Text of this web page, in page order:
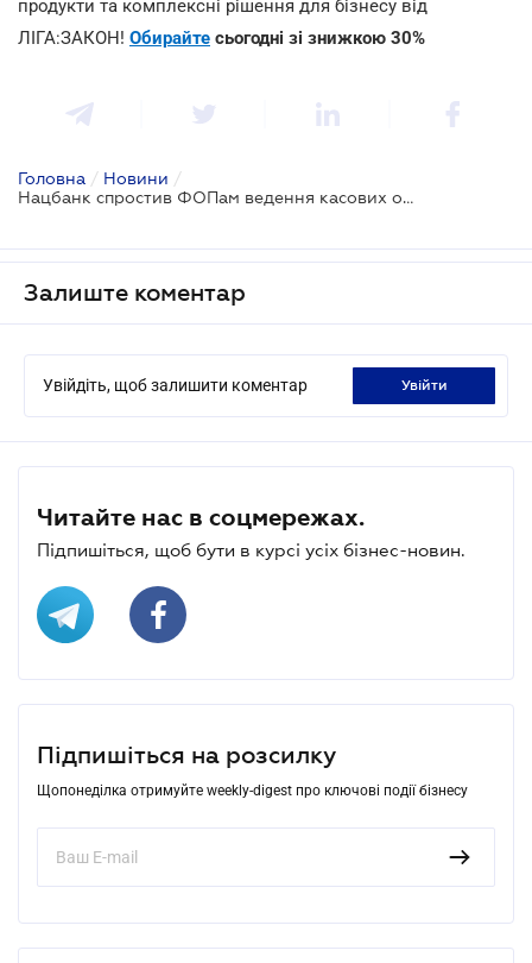
продукти та комплексні рішення для бізнесу від
ЛІГА:ЗАКОН! Обирайте сьогодні зі знижкою 30%
Головна / Новини /
Нацбанк спростив ФОПам ведення касових операцій у національній валюті
Залиште коментар
Увійдіть, щоб залишити коментар увійти
Читайте нас в соцмережах.
Підпишіться, щоб бути в курсі усіх бізнес-новин.
Підпишіться на розсилку
Щопонеділка отримуйте weekly-digest про ключові події бізнесу